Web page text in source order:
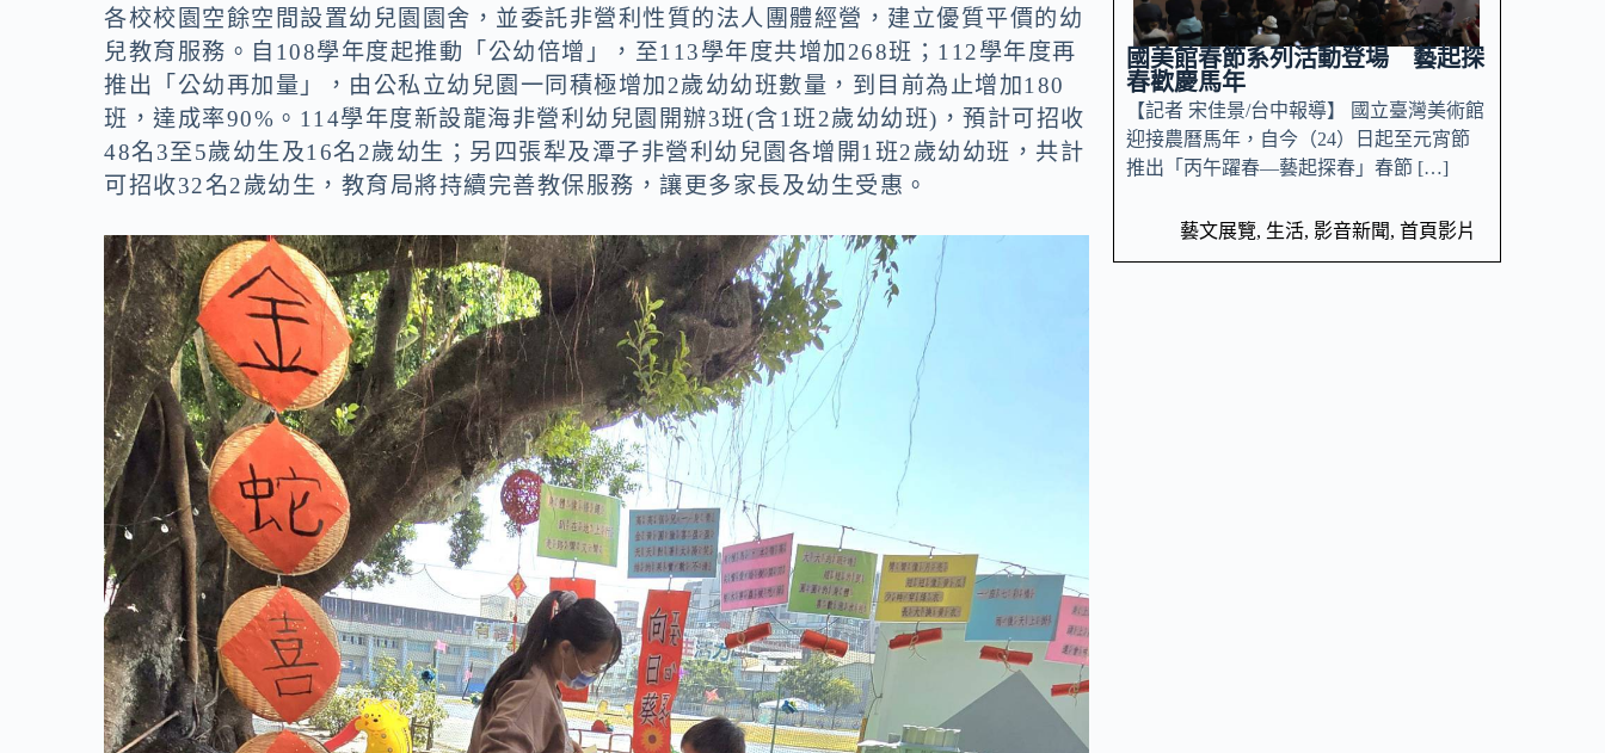
各校校園空餘空間設置幼兒園園舍，並委託非營利性質的法人團體經營，建立優質平價的幼
兒教育服務。自108學年度起推動「公幼倍增」，至113學年度共增加268班；112學年度再
推出「公幼再加量」，由公私立幼兒園一同積極增加2歲幼幼班數量，到目前為止增加180
班，達成率90%。114學年度新設龍海非營利幼兒園開辦3班(含1班2歲幼幼班)，預計可招收
48名3至5歲幼生及16名2歲幼生；另四張犁及潭子非營利幼兒園各增開1班2歲幼幼班，共計
可招收32名2歲幼生，教育局將持續完善教保服務，讓更多家長及幼生受惠。
國美館春節系列活動登場 藝起探
春歡慶馬年
【記者 宋佳景/台中報導】 國立臺灣美術館
迎接農曆馬年，自今（24）日起至元宵節
推出「丙午躍春—藝起探春」春節 […]
藝文展覽, 生活, 影音新聞, 首頁影片